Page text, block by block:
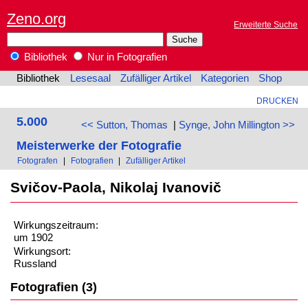
Zeno.org Erweiterte Suche
Bibliothek
Nur in Fotografien
Bibliothek
Lesesaal Zufälliger Artikel Kategorien Shop
DRUCKEN
<< Sutton, Thomas | Synge, John Millington >>
5.000
Meisterwerke der Fotografie
Fotografen | Fotografien | Zufälliger Artikel
Svičov-Paola, Nikolaj Ivanovič
Wirkungszeitraum:
um 1902
Wirkungsort:
Russland
Fotografien (3)